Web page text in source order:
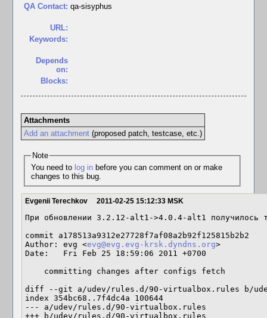
QA Contact: qa-sisyphus
URL:
Keywords:
Depends
on:
Blocks:
Attachments
Add an attachment(proposed patch, testcase, etc.)
Note
You need to log inbefore you can comment on or make
changes to this bug.
Evgenii Terechkov 2011-02-25 15:12:33 MSK
При обновлении 3.2.12-alt1->4.0.4-alt1 получилось
commit a178513a9312e27728f7af08a2b92f125815b2b2
Author: evg <evg@evg.evg-krsk.dyndns.org>
Date:   Fri Feb 25 18:59:06 2011 +0700
diff --git a/udev/rules.d/90-virtualbox.rules b/
index 354bc68..7f4dc4a 100644
--- a/udev/rules.d/90-virtualbox.rules
+++ b/udev/rules.d/90-virtualbox.rules